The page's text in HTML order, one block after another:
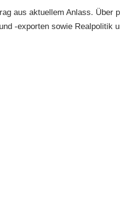
aus aktuellem Anlass. Über
-exporten sowie Realpolitik